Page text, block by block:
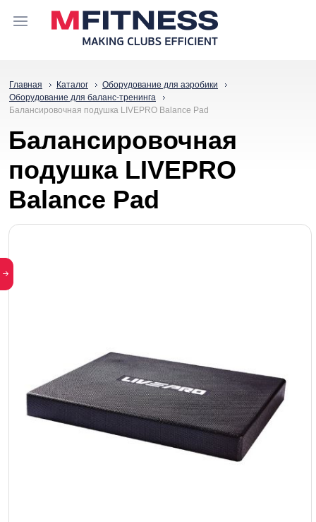
Главная Каталог
Оборудование для аэробики
Оборудование для баланс-тренинга
Балансировочная подушка LIVEPRO Balance Pad
Балансировочная
подушка LIVEPRO
Balance Pad